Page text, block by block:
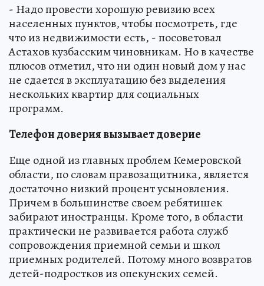
- Надо провести хорошую ревизию всех
населенных пунктов, чтобы посмотреть, где
что из недвижимости есть, - посоветовал
Астахов кузбасским чиновникам. Но в качестве
плюсов отметил, что ни один новый дом у нас
не сдается в эксплуатацию без выделения
нескольких квартир для социальных
программ.
Телефон доверия вызывает доверие
Еще одной из главных проблем Кемеровской
области, по словам правозащитника, является
достаточно низкий процент усыновления.
Причем в большинстве своем ребятишек
забирают иностранцы. Кроме того, в области
практически не развивается работа служб
сопровождения приемной семьи и школ
приемных родителей. Потому много возвратов
детей-подростков из опекунских семей.